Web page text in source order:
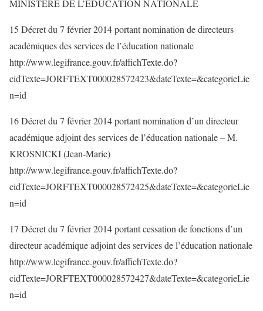
MINISTERE DE L’EDUCATION NATIONALE
15 Décret du 7 février 2014 portant nomination de directeurs
académiques des services de l’éducation nationale
http://www.legifrance.gouv.fr/affichTexte.do?
cidTexte=JORFTEXT000028572423&dateTexte=&categorieLie
n=id
16 Décret du 7 février 2014 portant nomination d’un directeur
académique adjoint des services de l’éducation nationale – M.
KROSNICKI (Jean-Marie)
http://www.legifrance.gouv.fr/affichTexte.do?
cidTexte=JORFTEXT000028572425&dateTexte=&categorieLie
n=id
17 Décret du 7 février 2014 portant cessation de fonctions d’un
directeur académique adjoint des services de l’éducation nationale
http://www.legifrance.gouv.fr/affichTexte.do?
cidTexte=JORFTEXT000028572427&dateTexte=&categorieLie
n=id